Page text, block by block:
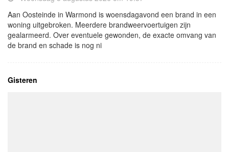
Aan Oosteinde in Warmond is woensdagavond een brand in een
woning uitgebroken. Meerdere brandweervoertuigen zijn
gealarmeerd. Over eventuele gewonden, de exacte omvang van
de brand en schade is nog ni
Gisteren